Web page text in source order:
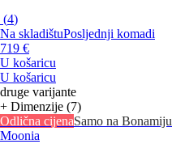
(4)
Na skladištuPosljednji komadi
719 €
U košaricu
U košaricu
druge varijante
+ Dimenzije (7)
Odlična cijenaSamo na Bonamiju
Moonia